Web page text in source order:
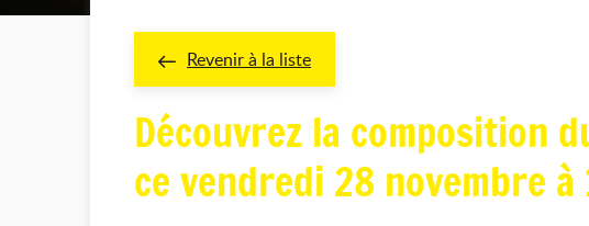
Revenir à la liste
Découvrez la composition
ce vendredi 28 novembre à